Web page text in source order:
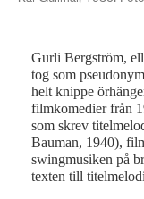
Gurli Bergström,
tog som
helt knippe
filmkomedier från
som skrev
Bauman, 1940),
swingmusiken på
texten till